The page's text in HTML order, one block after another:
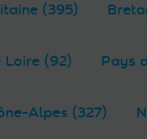
(395)
Loire (92) Pays
Alpes (327)